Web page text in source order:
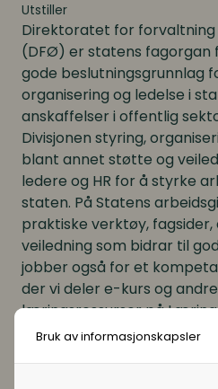
Bruk av informasjonskapsler
Digitalisering
Digitale løsninger innen HR
Digitale løsninger i
Digitalisering
Digitale løsninger innen HR
Digitale løsninger i
Utstiller
Direktoratet for forvaltning
(DFØ) er statens fagorgan
gode beslutningsgrunnlag
organisering og ledelse i
anskaffelser i offentlig
Divisjonen styring,
blant annet støtte og
ledere og HR for å styrke
staten. På Statens
praktiske verktøy,
veiledning som bidrar til
jobber også for et
der vi deler e-kurs og
læringsressurser på